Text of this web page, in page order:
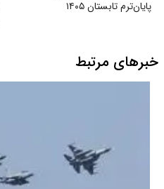
پایان‌ترم تابستان ۱۴۰۵
خبرهای مرتبط